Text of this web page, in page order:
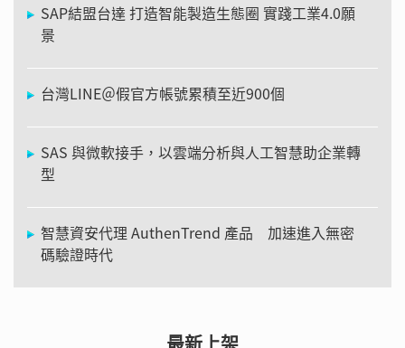
SAP結盟台達 打造智能製造生態圈 實踐工業4.0願
景
台灣LINE＠假官方帳號累積至近900個
SAS 與微軟接手，以雲端分析與人工智慧助企業轉
型
智慧資安代理 AuthenTrend 產品 加速進入無密
碼驗證時代